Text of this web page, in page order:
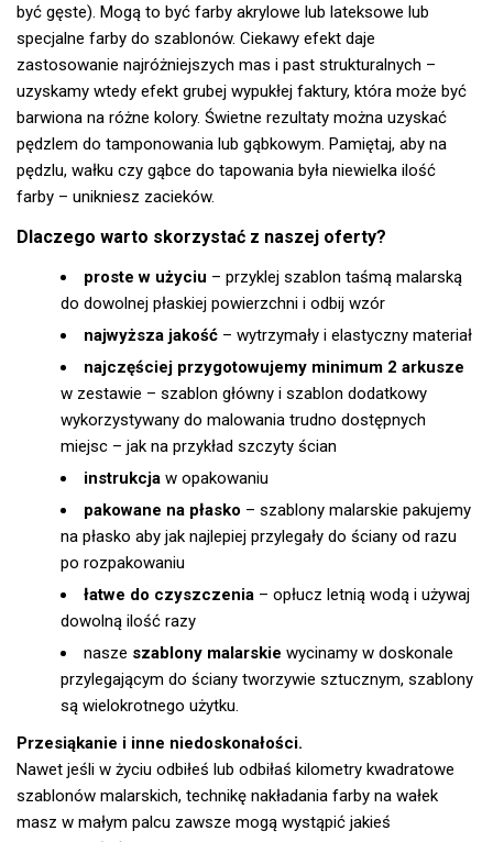
być gęste). Mogą to być farby akrylowe lub lateksowe lub
specjalne farby do szablonów. Ciekawy efekt daje
zastosowanie najróżniejszych mas i past strukturalnych –
uzyskamy wtedy efekt grubej wypukłej faktury, która może być
barwiona na różne kolory. Świetne rezultaty można uzyskać
pędzlem do tamponowania lub gąbkowym. Pamiętaj, aby na
pędzlu, wałku czy gąbce do tapowania była niewielka ilość
farby – unikniesz zacieków.
Dlaczego warto skorzystać z naszej oferty?
proste w użyciu – przyklej szablon taśmą malarską
do dowolnej płaskiej powierzchni i odbij wzór
najwyższa jakość – wytrzymały i elastyczny materiał
najczęściej przygotowujemy minimum 2 arkusze
w zestawie – szablon główny i szablon dodatkowy
wykorzystywany do malowania trudno dostępnych
miejsc – jak na przykład szczyty ścian
instrukcja w opakowaniu
pakowane na płasko – szablony malarskie pakujemy
na płasko aby jak najlepiej przylegały do ściany od razu
po rozpakowaniu
łatwe do czyszczenia – opłucz letnią wodą i używaj
dowolną ilość razy
nasze szablony malarskie wycinamy w doskonale
przylegającym do ściany tworzywie sztucznym, szablony
są wielokrotnego użytku.
Przesiąkanie i inne niedoskonałości.
Nawet jeśli w życiu odbiłeś lub odbiłaś kilometry kwadratowe
szablonów malarskich, technikę nakładania farby na wałek
masz w małym palcu zawsze mogą wystąpić jakieś